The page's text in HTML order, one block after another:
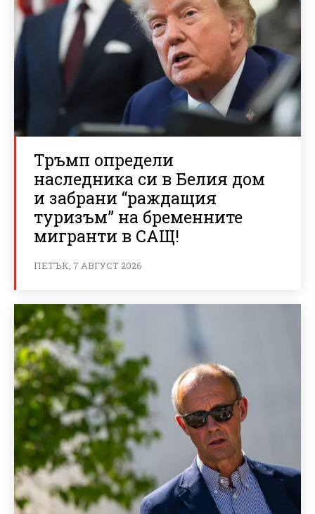
Тръмп определи
наследника си в Белия дом
и забрани “раждащия
туризъм” на бременните
мигранти в САЩ!
ПЕТЪК, 7 АВГУСТ 2026